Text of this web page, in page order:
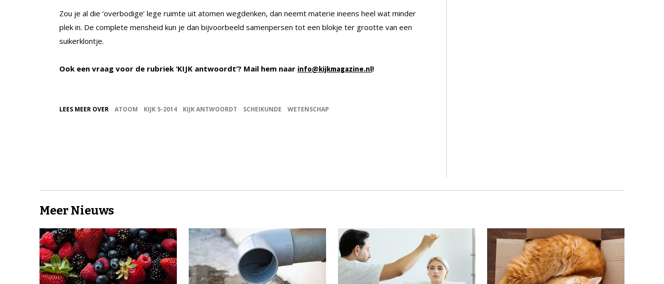
Zou je al die ‘overbodige’ lege ruimte uit atomen wegdenken, dan neemt materie ineens heel wat minder
plek in. De complete mensheid kun je dan bijvoorbeeld samenpersen tot een blokje ter grootte van een
suikerklontje.
Ook een vraag voor de rubriek ‘KIJK antwoordt’? Mail hem naar info@kijkmagazine.nl!
LEES MEER OVER ATOOM KIJK 5-2014 KIJK ANTWOORDT SCHEIKUNDE WETENSCHAP
Meer Nieuws